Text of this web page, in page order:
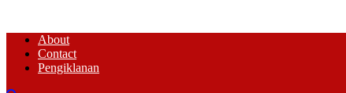
About
Contact
Pengiklanan